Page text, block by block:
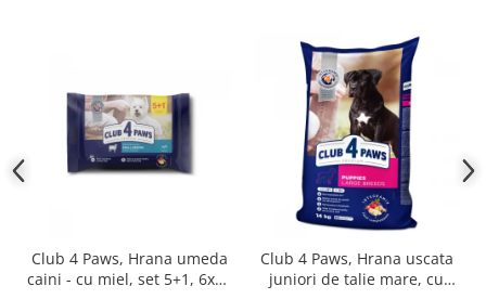
Club 4 Paws, Hrana umeda
caini - cu miel, set 5+1, 6x80
Club 4 Paws, Hrana uscata
juniori de talie mare, cu